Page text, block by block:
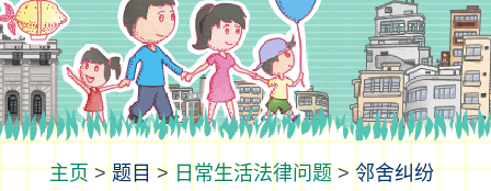
>题目>日常生活法律问题>邻舍纠纷